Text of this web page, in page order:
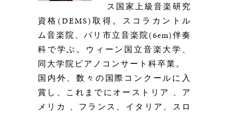
ス国家上級音楽研究
資格(DEMS)取得。スコラカントル
ム音楽院、パリ市立音楽院(6em)伴奏
科で学ぶ。ウィーン国立音楽大学、
同大学院ピアノコンサート科卒業。
国内外、数々の国際コンクールに入
賞し、これまでにオーストリア 、ア
メリカ 、フランス、イタリア、スロ